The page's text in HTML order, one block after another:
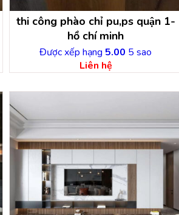
thi công phào chỉ pu,ps quận 1-
hồ chí minh
Được xếp hạng 5.00 5 sao
Liên hệ